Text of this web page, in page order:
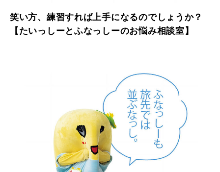
笑い方、練習すれば上手になるのでしょうか？
【たいっしーとふなっしーのお悩み相談室】